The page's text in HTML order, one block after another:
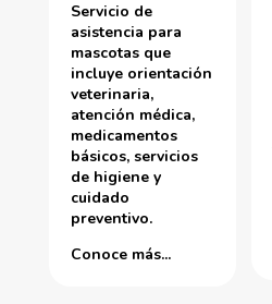
Servicio de
asistencia para
mascotas que
incluye orientación
veterinaria,
atención médica,
medicamentos
básicos, servicios
de higiene y
cuidado
preventivo.
Conoce más...